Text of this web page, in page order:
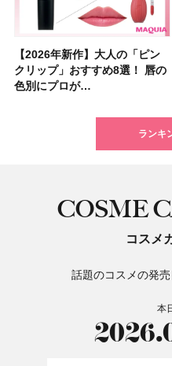
【2026年新作】大人の「ピン
クリップ」おすすめ8選！ 唇の
色別にプロが…
【クリスマスコフレ2026】ク
リニークのホリデーコフレを一
挙紹介！ 人気…
【2026年最新】落ちないマス
カラおすすめ18選！ 汗や水に
強くパンダ目…
【石井美保さん・50歳のボディ
ケア愛用品16選】首・手・バス
トのパーツケ…
【石井美保さんのおすすめお菓
子＆お茶10選】手土産にもぴっ
たり
【2026年夏】小顔に見えるボ
ブの髪型37選！ レイヤー・切
りっぱなしな…
【ILLIT（アイリット）ライブ
レポ】TOYOTA ARENA
TOKY…
【ルナソルアイシャドウ】アイ
カラーレーションN新色・限定
色をイエベ・ブ…
ランキ
COSME
コスメ
話題のコスメの発
本